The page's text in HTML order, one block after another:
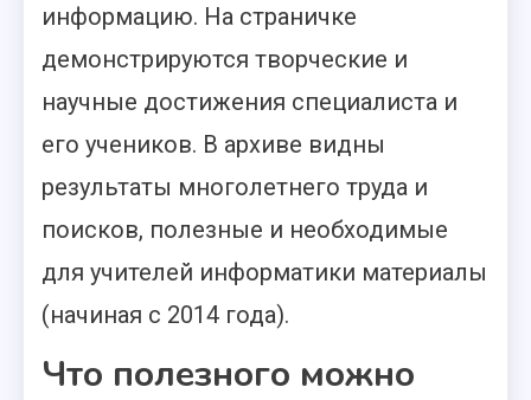
информацию. На страничке
демонстрируются творческие и
научные достижения специалиста и
его учеников. В архиве видны
результаты многолетнего труда и
поисков, полезные и необходимые
для учителей информатики материалы
(начиная с 2014 года).
Что полезного можно